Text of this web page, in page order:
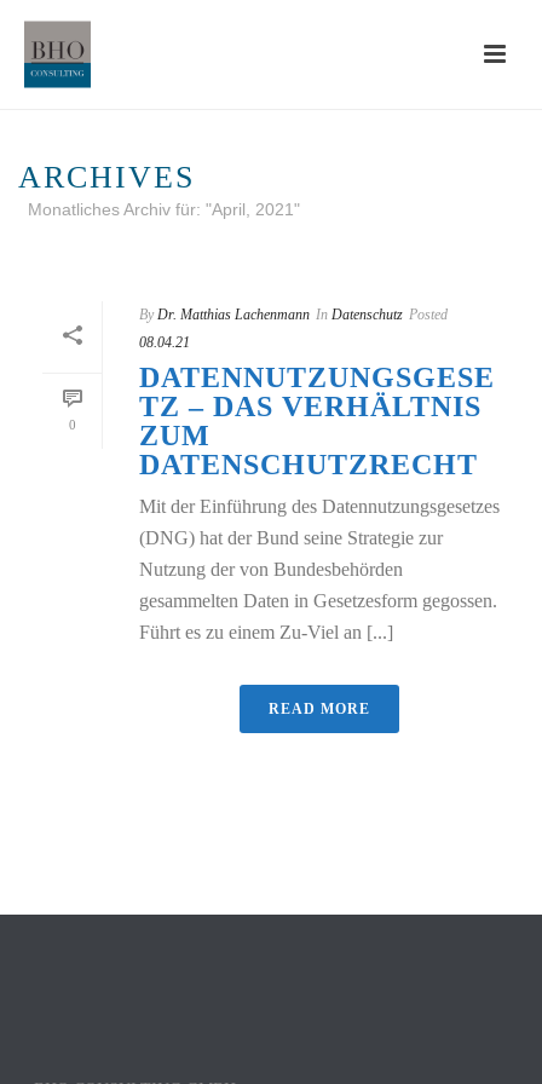
ARCHIVES
Monatliches Archiv für: "April, 2021"
0
By Dr. Matthias Lachenmann In Datenschutz Posted
08.04.21
DATENNUTZUNGSGESE
TZ – DAS VERHÄLTNIS
ZUM
DATENSCHUTZRECHT
Mit der Einführung des Datennutzungsgesetzes
(DNG) hat der Bund seine Strategie zur
Nutzung der von Bundesbehörden
gesammelten Daten in Gesetzesform gegossen.
Führt es zu einem Zu-Viel an [...]
READ MORE